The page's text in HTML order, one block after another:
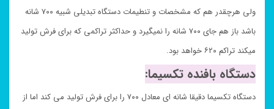
ولی هرچقدر هم که مشخصات و تنطیمات دستگاه تبدیلی شبیه ۷۰۰ شانه
باشد باز هم جای ۷۰۰ شانه را نمیگیرد و حداکثر تراکمی که برای فرش تولید
میکند تراکم ۶۲۰ خواهد بود.
دستگاه بافنده تکسیما:
دستگاه تکسیما دقیقا شانه ای معادل ۷۰۰ را برای فرش تولید می کند اما از